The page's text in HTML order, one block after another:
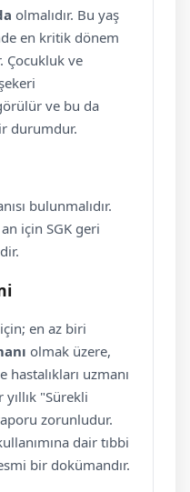
olmalıdır. Bu yaş
en kritik dönem
Çocukluk ve
ve bu da
durumdur.
bulunmalıdır.
için SGK geri
en az biri
olmak üzere,
hastalıkları uzmanı
"Sürekli
zorunludur.
dair tıbbi
bir dokümandır.